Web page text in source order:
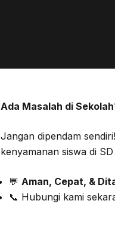
Ada Masalah di
Jangan dipendam
kenyamanan siswa di
💬 Aman, Cepat, &
📞 Hubungi kami